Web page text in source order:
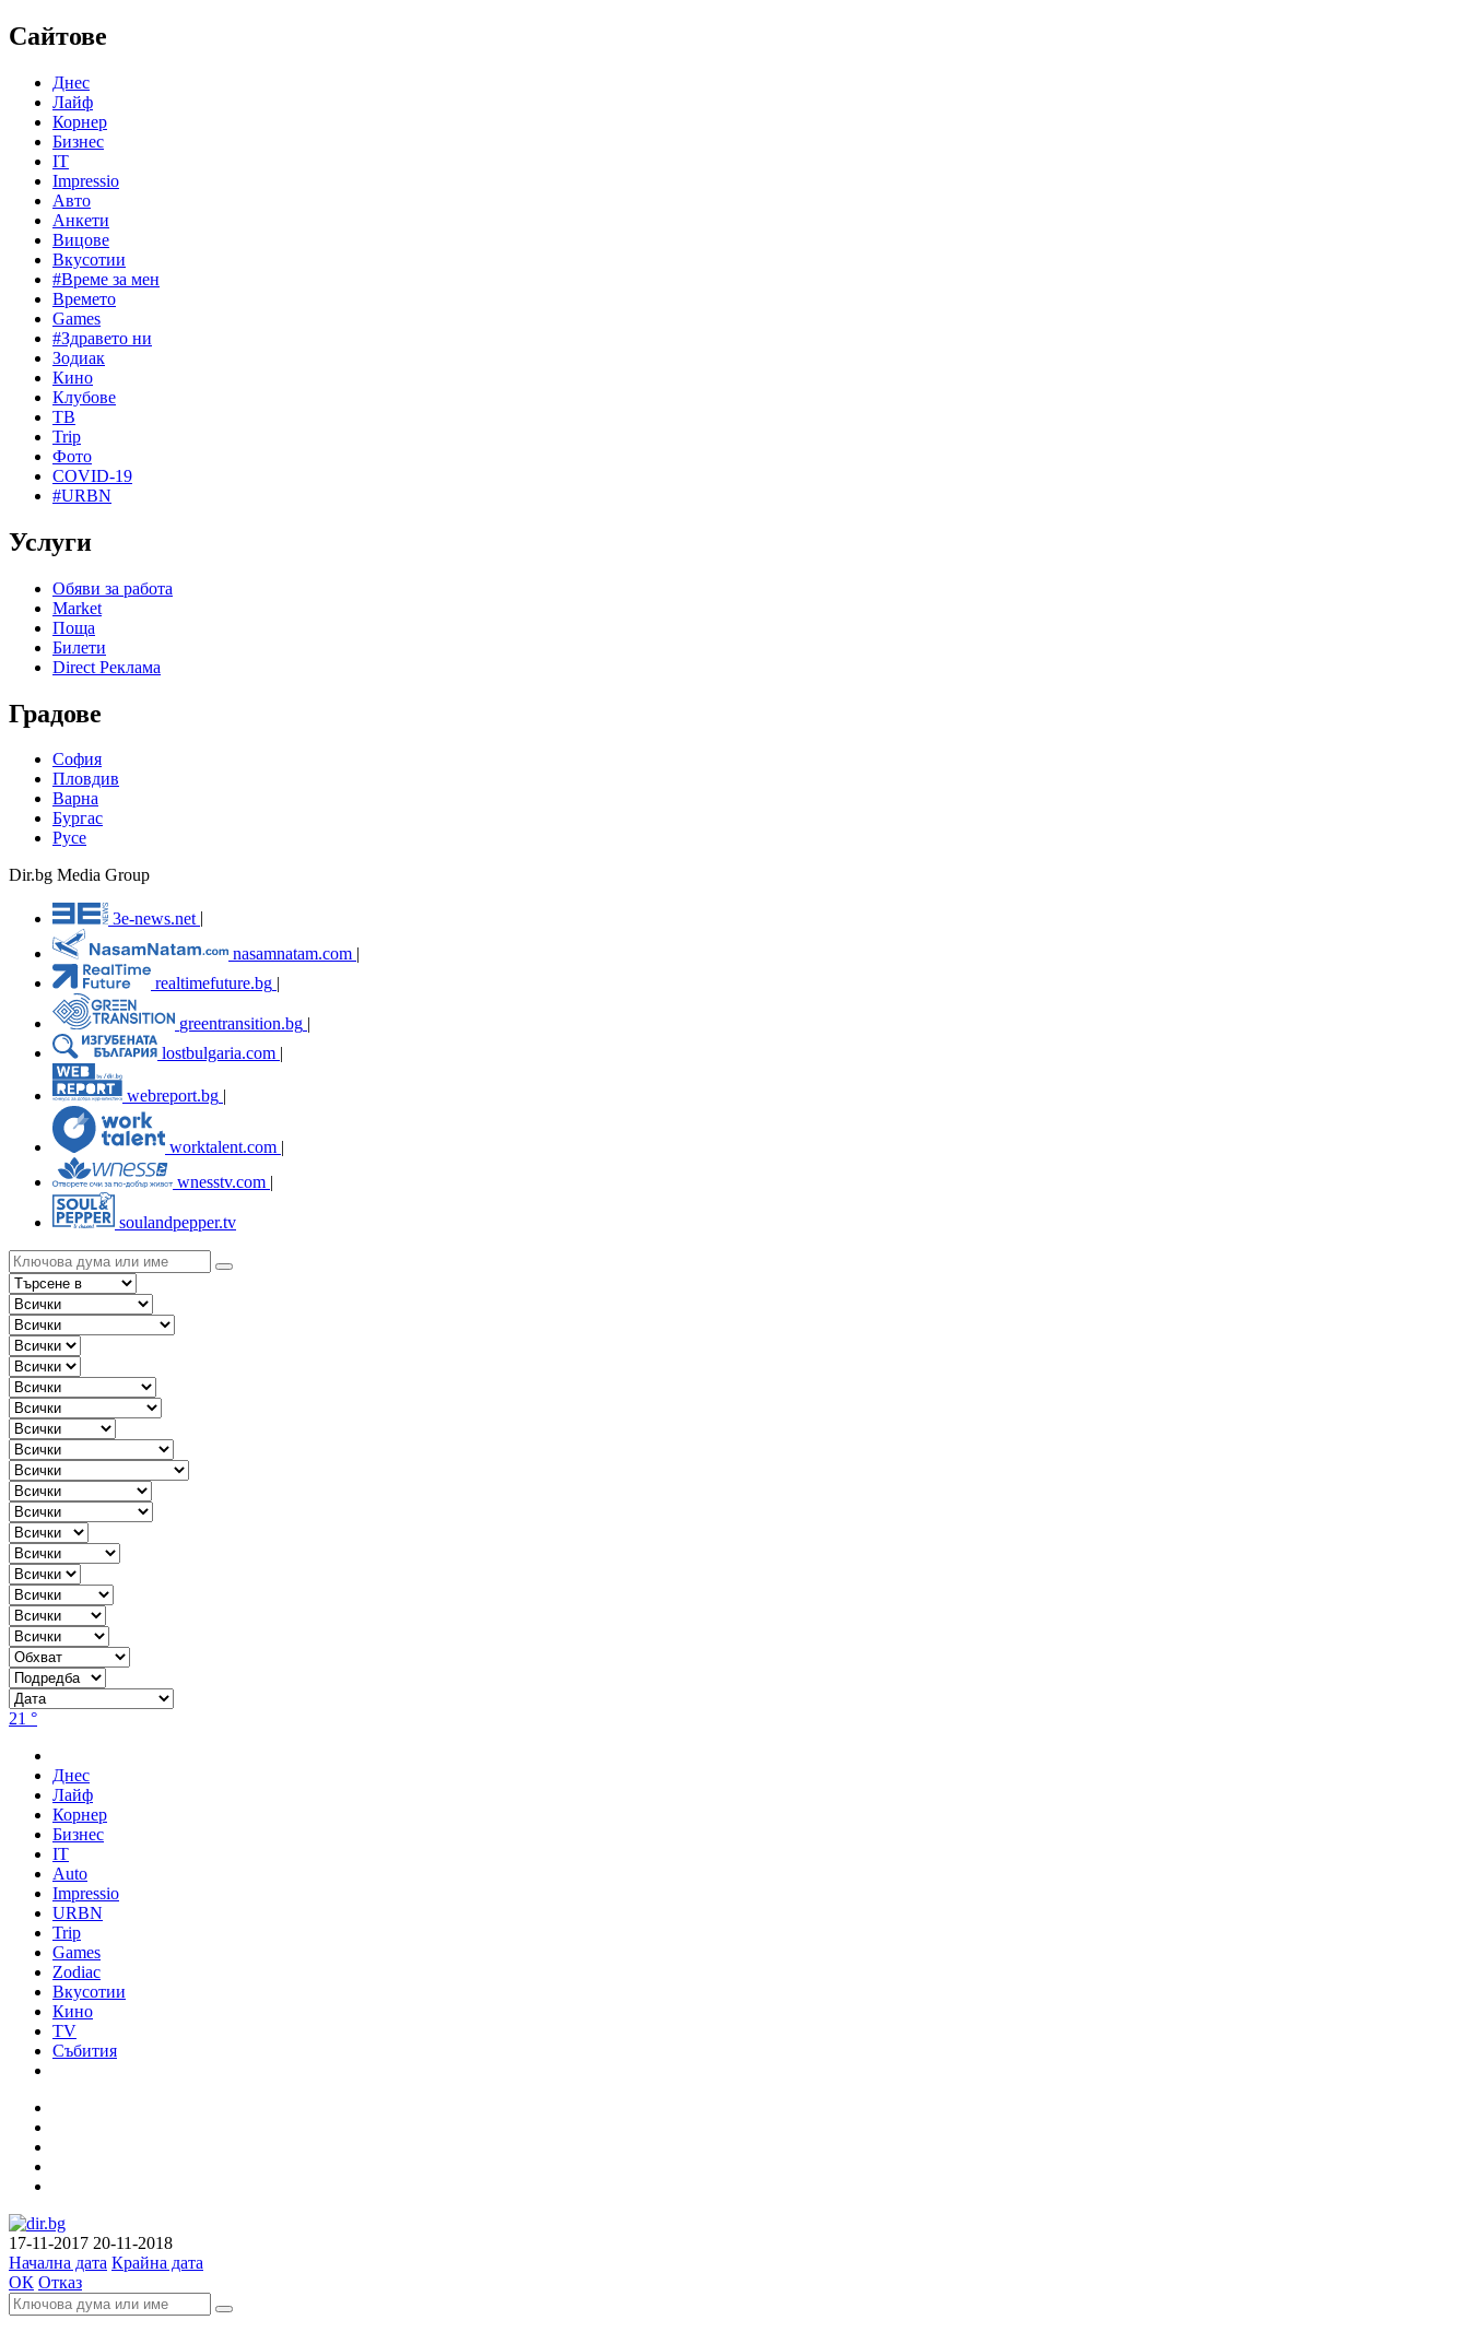
Сайтове
Днес
Лайф
Корнер
Бизнес
IT
Impressio
Авто
Анкети
Вицове
Вкусотии
#Време за мен
Времето
Games
#Здравето ни
Зодиак
Кино
Клубове
ТВ
Trip
Фото
COVID-19
#URBN
Услуги
Обяви за работа
Market
Поща
Билети
Direct Реклама
Градове
София
Пловдив
Варна
Бургас
Русе
Dir.bg Media Group
3e-news.net
nasamnatam.com |
realtimefuture.bg |
greentransition.bg |
lostbulgaria.com |
webreport.bg
worktalent.com |
wnesstv.com |
soulandpepper.tv
21 °
Днес
Лайф
Корнер
Бизнес
IT
Auto
Impressio
URBN
Trip
Games
Zodiac
Вкусотии
Кино
TV
Събития
17-11-2017 20-11-2018
Начална дата Крайна дата
ОК Отказ